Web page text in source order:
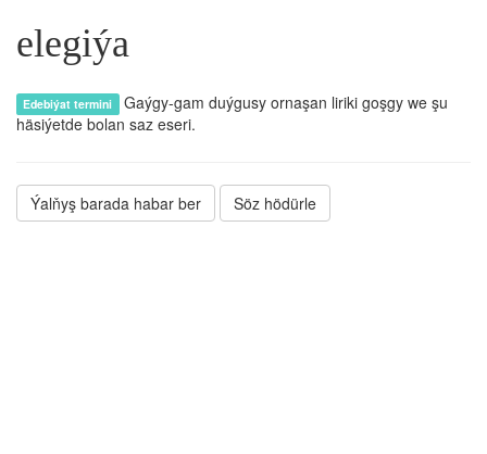
elegiýa
Edebiýat termini Gaýgy-gam duýgusy ornaşan liriki goşgy we şu
häsiýetde bolan saz eseri.
Ýalňyş barada habar ber Söz hödürle